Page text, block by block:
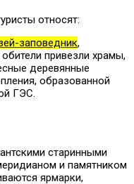
относят:
заповедник,
привезли храмы,
деревянные
образованной
ГЭС.
старинными
и памятником
ярмарки,